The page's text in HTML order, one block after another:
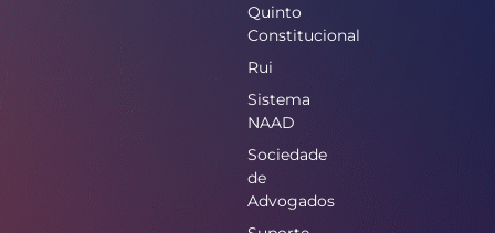
Quinto
Constitucional
Rui
Sistema
NAAD
Sociedade
de
Advogados